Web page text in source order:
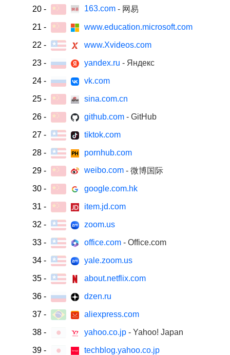
20 - 163.com - 网易
21 - www.education.microsoft.com
22 - www.Xvideos.com
23 - yandex.ru - Яндекс
24 - vk.com
25 - sina.com.cn
26 - github.com - GitHub
27 - tiktok.com
28 - pornhub.com
29 - weibo.com - 微博国际
30 - google.com.hk
31 - item.jd.com
32 - zoom.us
33 - office.com - Office.com
34 - yale.zoom.us
35 - about.netflix.com
36 - dzen.ru
37 - aliexpress.com
38 - yahoo.co.jp - Yahoo! Japan
39 - techblog.yahoo.co.jp